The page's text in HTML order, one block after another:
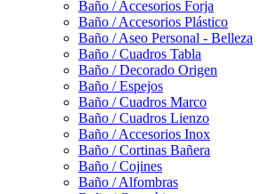
Baño / Accesorios Forja
Baño / Accesorios Plástico
Baño / Aseo Personal - Belleza
Baño / Cuadros Tabla
Baño / Decorado Origen
Baño / Espejos
Baño / Cuadros Marco
Baño / Cuadros Lienzo
Baño / Accesorios Inox
Baño / Cortinas Bañera
Baño / Cojines
Baño / Alfombras